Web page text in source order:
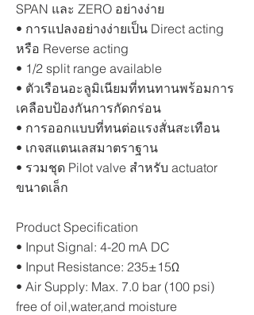
SPAN และ ZERO อย่างง่าย
• การแปลงอย่างง่ายเป็น Direct acting
หรือ Reverse acting
• 1/2 split range available
• ตัวเรือนอะลูมิเนียมที่ทนทานพร้อมการ
เคลือบป้องกันการกัดกร่อน
• การออกแบบที่ทนต่อแรงสั่นสะเทือน
• เกจสแตนเลสมาตราฐาน
• รวมชุด Pilot valve สำหรับ actuator
ขนาดเล็ก
Product Specification
• Input Signal: 4-20 mA DC
• Input Resistance: 235±15Ω
• Air Supply: Max. 7.0 bar (100 psi)
free of oil,water,and moisture